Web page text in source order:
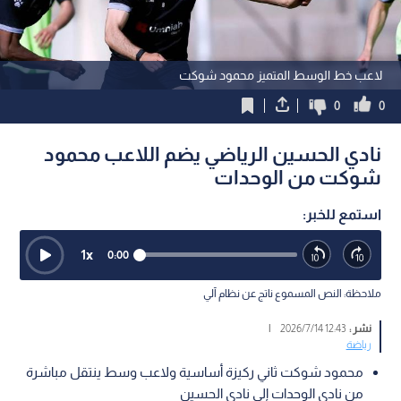
لاعب خط الوسط المتميز محمود شوكت
0
0
نادي الحسين الرياضي يضم اللاعب محمود
شوكت من الوحدات
استمع للخبر:
0:00
1x
ملاحظة: النص المسموع ناتج عن نظام آلي
نشر :12:43 2026/7/14
|
رياضة
محمود شوكت ثاني ركيزة أساسية ولاعب وسط ينتقل مباشرة
من نادي الوحدات إلى نادي الحسين